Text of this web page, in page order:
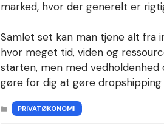
marked, hvor der generelt er
Samlet set kan man tjene alt fra
hvor meget tid, viden og
starten, men med
gøre for dig at gøre
KATEGORIER
PRIVATØKONOMI